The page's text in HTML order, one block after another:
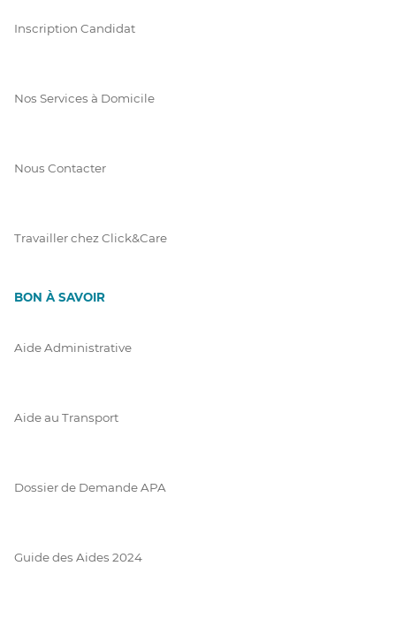
Inscription Candidat
Nos Services à Domicile
Nous Contacter
Travailler chez Click&Care
BON À SAVOIR
Aide Administrative
Aide au Transport
Dossier de Demande APA
Guide des Aides 2024